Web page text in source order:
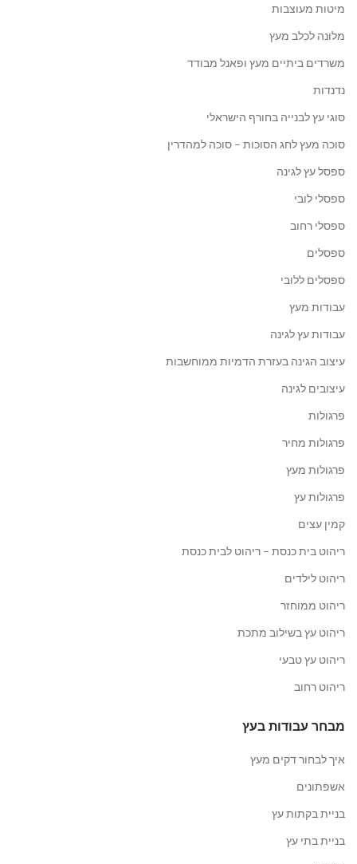
מיטות מעוצבות
מלונה לכלב מעץ
משרדים ביתיים מעץ ופאנל מבודד
נדנדות
סוגי עץ לבנייה בחורף הישראלי
סוכה מעץ לחג הסוכות – סוכה למהדרין
ספסל עץ לגינה
ספסלי לובי
ספסלי רחוב
ספסלים
ספסלים ללובי
עבודות מעץ
עבודות עץ לגינה
עיצוב הגינה בעזרת הדמיות ממוחשבות
עיצובים לגינה
פרגולות
פרגולות מחיר
פרגולות מעץ
פרגולות עץ
קמין עצים
ריהוט בית כנסת – ריהוט לבית כנסת
ריהוט לילדים
ריהוט ממוחזר
ריהוט עץ בשילוב מתכת
ריהוט עץ טבעי
ריהוט רחוב
מבחר עבודות בעץ
איך לבחור דקים מעץ
אשפתונים
בניית בקתות עץ
בניית בתי עץ